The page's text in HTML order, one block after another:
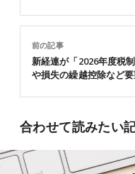
前の記事
新経連が「2026年度税
や損失の繰越控除など
合わせて読みたい